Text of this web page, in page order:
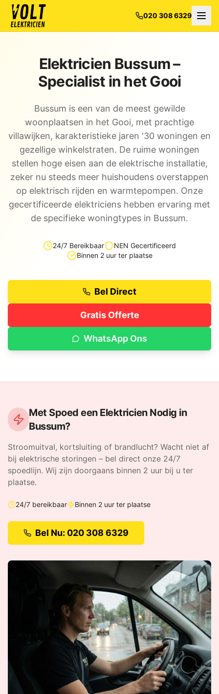
020 308 6329
Elektricien Bussum –
Specialist in het Gooi
Bussum is een van de meest gewilde
woonplaatsen in het Gooi, met prachtige
villawijken, karakteristieke jaren '30 woningen en
gezellige winkelstraten. De ruime woningen
stellen hoge eisen aan de elektrische installatie,
zeker nu steeds meer huishoudens overstappen
op elektrisch rijden en warmtepompen. Onze
gecertificeerde elektriciens hebben ervaring met
de specifieke woningtypes in Bussum.
24/7 Bereikbaar
NEN Gecertificeerd
Binnen 2 uur ter plaatse
Bel Direct
Gratis Offerte
WhatsApp Ons
Met Spoed een Elektricien Nodig in
Bussum?
Stroomuitval, kortsluiting of brandlucht? Wacht niet af
bij elektrische storingen – bel direct onze 24/7
spoedlijn. Wij zijn doorgaans binnen 2 uur bij u ter
plaatse.
24/7 bereikbaar Binnen 2 uur ter plaatse
Bel Nu: 020 308 6329